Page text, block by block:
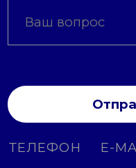
ТЕЛЕФОН E-